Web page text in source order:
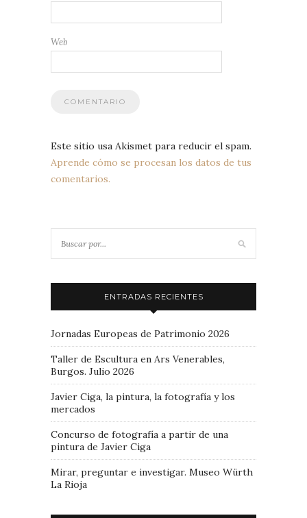
Web
Este sitio usa Akismet para reducir el spam.
Aprende cómo se procesan los datos de tus
comentarios.
ENTRADAS RECIENTES
Jornadas Europeas de Patrimonio 2026
Taller de Escultura en Ars Venerables,
Burgos. Julio 2026
Javier Ciga, la pintura, la fotografía y los
mercados
Concurso de fotografía a partir de una
pintura de Javier Ciga
Mirar, preguntar e investigar. Museo Würth
La Rioja